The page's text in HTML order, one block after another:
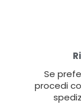
Se
procedi